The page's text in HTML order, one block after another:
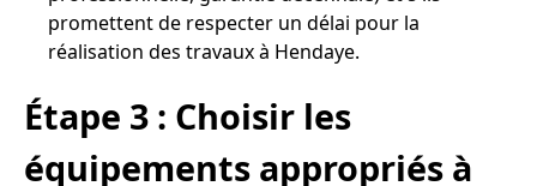
promettent de respecter un délai pour la
réalisation des travaux à Hendaye.
Étape 3 : Choisir les
équipements appropriés à